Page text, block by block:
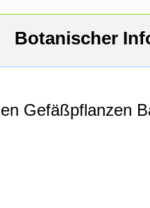
Botanischer
Gefäßpflanzen